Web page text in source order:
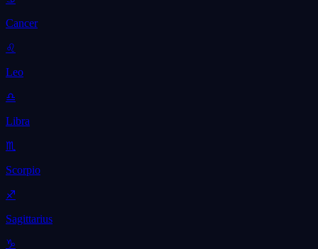
Cancer
♌
Leo
♎
Libra
♏
Scorpio
♐
Sagittarius
♑